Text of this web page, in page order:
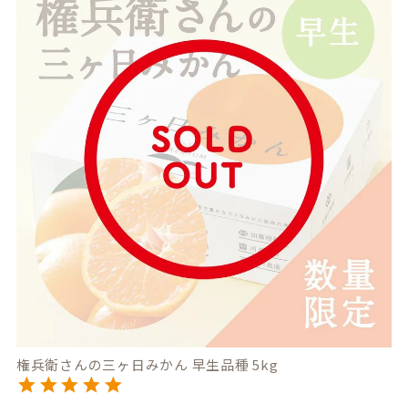
権兵衛さんの三ヶ日みかん 早生品種 5kg